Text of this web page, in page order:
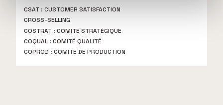
ou qu'ils ont collectées lors de votre utilisation de leurs
services.
CSAT : CUSTOMER SATISFACTION
CROSS-SELLING
COSTRAT : COMITÉ STRATÉGIQUE
COQUAL : COMITÉ QUALITÉ
COPROD : COMITÉ DE PRODUCTION